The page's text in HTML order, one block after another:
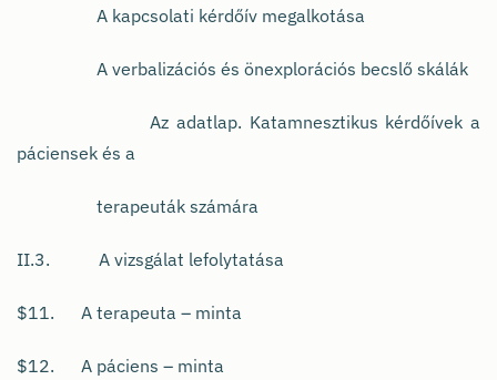
A kapcsolati kérdőív megalkotása
A verbalizációs és önexplorációs becslő skálák
Az adatlap. Katamnesztikus kérdőívek a
páciensek és a
terapeuták számára
II.3. A vizsgálat lefolytatása
$11. A terapeuta – minta
$12. A páciens – minta